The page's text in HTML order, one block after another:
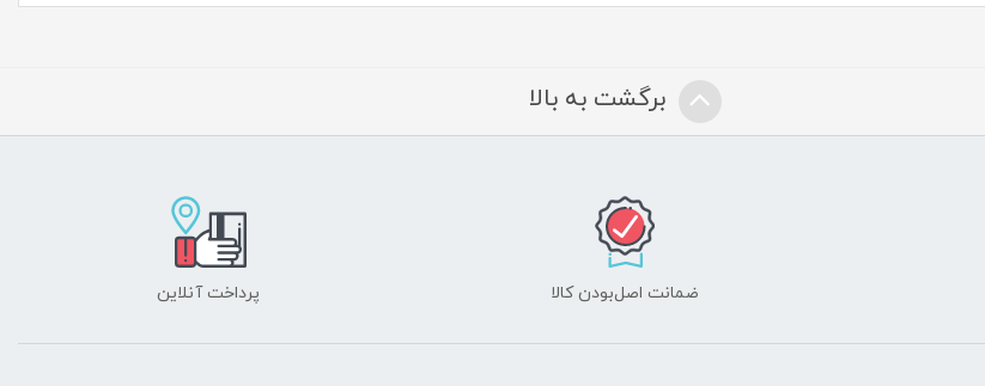
برگشت به بالا
ضمانت اصل‌بودن کالا پرداخت آنلاین